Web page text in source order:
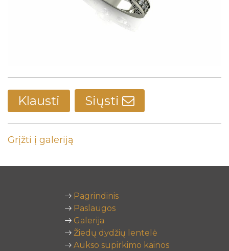
Klausti Siųsti
Grįžti į galeriją
Pagrindinis
Paslaugos
Galerija
Žiedų dydžių lentelė
Aukso supirkimo kainos